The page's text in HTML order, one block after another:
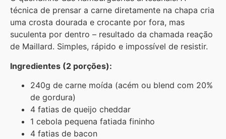
técnica de prensar a carne diretamente na chapa cria
uma crosta dourada e crocante por fora, mas
suculenta por dentro – resultado da chamada reação
de Maillard. Simples, rápido e impossível de resistir.
Ingredientes (2 porções):
240g de carne moída (acém ou blend com 20%
de gordura)
4 fatias de queijo cheddar
1 cebola pequena fatiada fininho
4 fatias de bacon